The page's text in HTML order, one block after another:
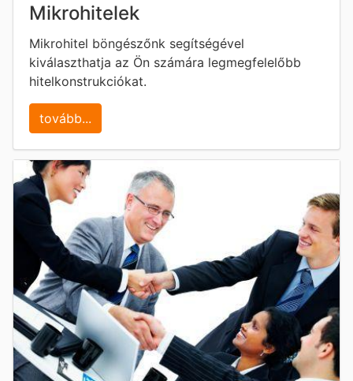
Mikrohitelek
Mikrohitel böngészőnk segítségével
kiválaszthatja az Ön számára legmegfelelőbb
hitelkonstrukciókat.
tovább...